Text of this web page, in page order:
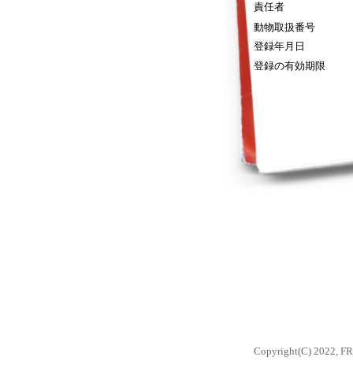
責任者
動物取扱番号
登録年月日
登録の有効期限
Copyright(C) 2022,